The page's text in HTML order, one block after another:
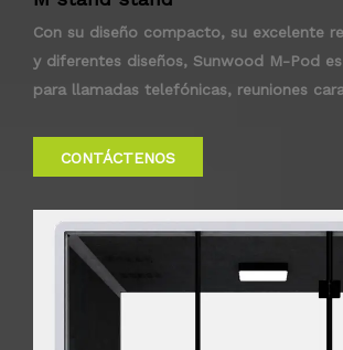
Con su diseño compacto, su excelente
y diferentes diseños, Sunwood M-Pod
para llamadas telefónicas, reuniones
CONTÁCTENOS